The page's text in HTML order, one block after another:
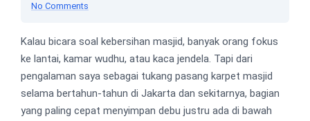
No Comments
Kalau bicara soal kebersihan masjid, banyak orang fokus
ke lantai, kamar wudhu, atau kaca jendela. Tapi dari
pengalaman saya sebagai tukang pasang karpet masjid
selama bertahun-tahun di Jakarta dan sekitarnya, bagian
yang paling cepat menyimpan debu justru ada di bawah